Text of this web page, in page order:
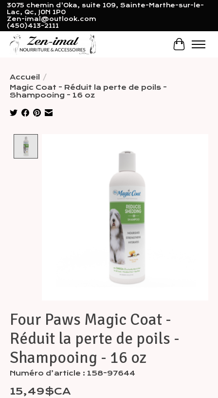
3075 chemin d'Oka, suite 109, Sainte-Marthe-sur-le-
Lac, Qc, J0N 1P0
Zen-imal@outlook.com
(450)413-2111
Panier
Accueil /
Magic Coat - Réduit la perte de poils -
Shampooing - 16 oz
Four Paws Magic Coat -
Réduit la perte de poils -
Shampooing - 16 oz
Numéro d’article : 158-97644
15,49$CA